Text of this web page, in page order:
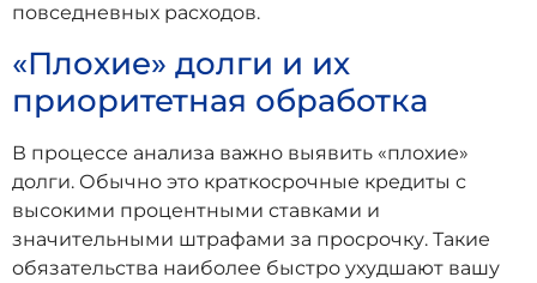
повседневных расходов.
«Плохие» долги и их
приоритетная обработка
В процессе анализа важно выявить «плохие»
долги. Обычно это краткосрочные кредиты с
высокими процентными ставками и
значительными штрафами за просрочку. Такие
обязательства наиболее быстро ухудшают вашу